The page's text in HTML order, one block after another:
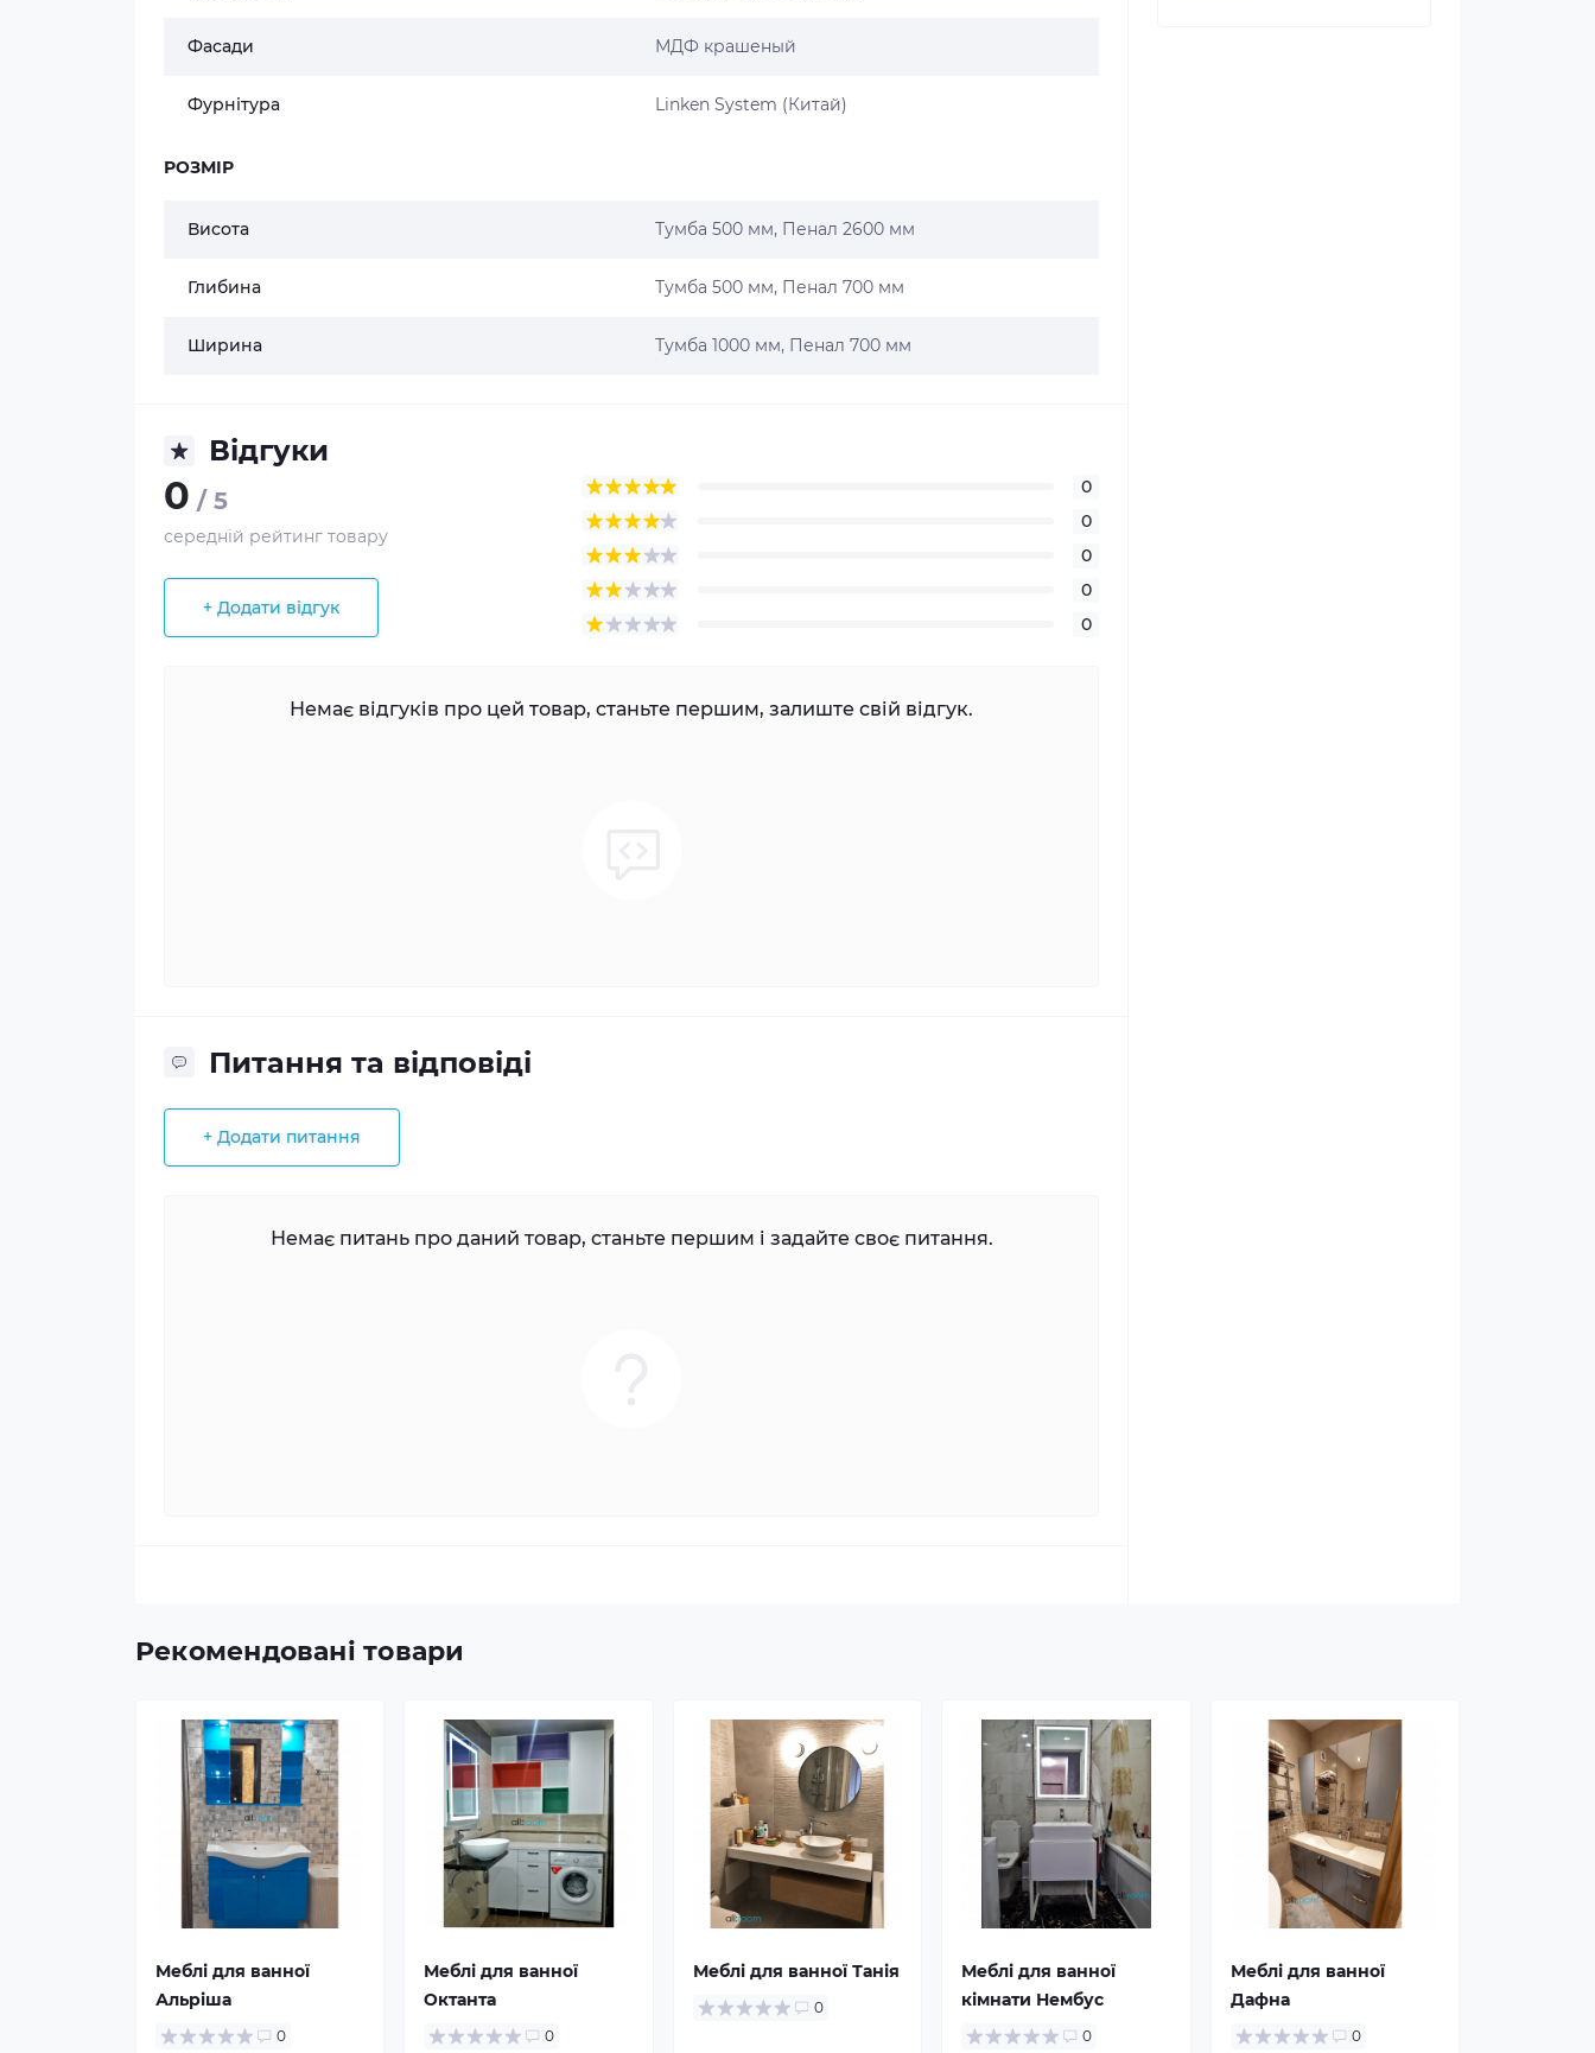
Фасади МДФ крашеный
Фурнітура Linken System (Китай)
РОЗМІР
Висота Тумба 500 мм, Пенал 2600 мм
Глибина Тумба 500 мм, Пенал 700 мм
Ширина Тумба 1000 мм, Пенал 700 мм
Відгуки
0 / 5
середній рейтинг товару
+ Додати відгук
0
0
0
0
0
Немає відгуків про цей товар, станьте першим, залиште свій відгук.
Питання та відповіді
+ Додати питання
Немає питань про даний товар, станьте першим і задайте своє питання.
Рекомендовані товари
Меблі для ванної
Альріша
0
Меблі для ванної
Октанта
0
Меблі для ванної Танія
0
Меблі для ванної
кімнати Нембус
0
Меблі для ванної
Дафна
0